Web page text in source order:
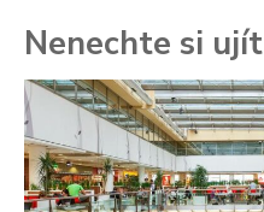
Nenechte si ujít